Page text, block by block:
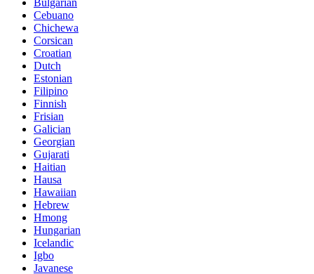
Cebuano
Chichewa
Corsican
Croatian
Dutch
Estonian
Filipino
Finnish
Frisian
Galician
Georgian
Gujarati
Haitian
Hausa
Hawaiian
Hebrew
Hmong
Hungarian
Icelandic
Igbo
Javanese